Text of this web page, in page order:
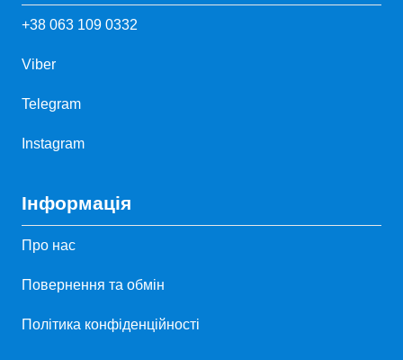
+38 063 109 0332
Viber
Telegram
Instagram
Інформація
Про нас
Повернення та обмін
Політика конфіденційності